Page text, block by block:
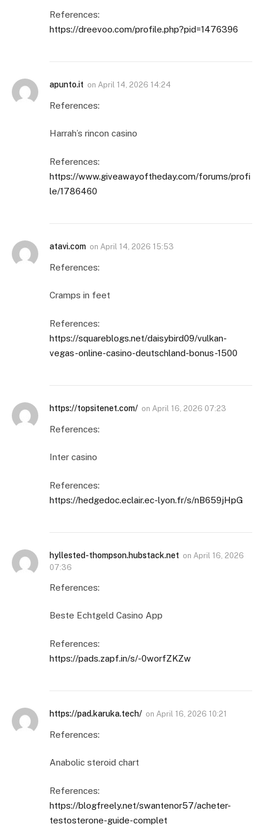
References:
https://dreevoo.com/profile.php?pid=1476396
apunto.it on April 14, 2026 14:24
References:
Harrah’s rincon casino
References:
https://www.giveawayoftheday.com/forums/profi
le/1786460
atavi.com on April 14, 2026 15:53
References:
Cramps in feet
References:
https://squareblogs.net/daisybird09/vulkan-
vegas-online-casino-deutschland-bonus-1500
https://topsitenet.com/ on April 16, 2026 07:23
References:
Inter casino
References:
https://hedgedoc.eclair.ec-lyon.fr/s/nB659jHpG
hyllested-thompson.hubstack.net on April 16, 2026
07:36
References:
Beste Echtgeld Casino App
References:
https://pads.zapf.in/s/-0worfZKZw
https://pad.karuka.tech/ on April 16, 2026 10:21
References:
Anabolic steroid chart
References:
https://blogfreely.net/swantenor57/acheter-
testosterone-guide-complet